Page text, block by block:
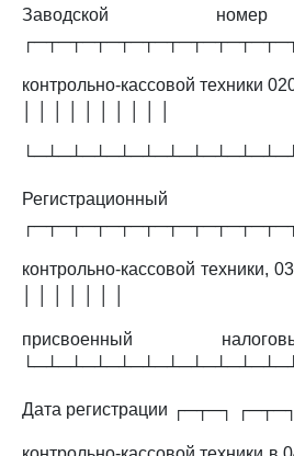
Заводской номер
контрольно-кассовой техники
контрольно-кассовой техники,
присвоенный
Дата регистрации ┌─┬─┐